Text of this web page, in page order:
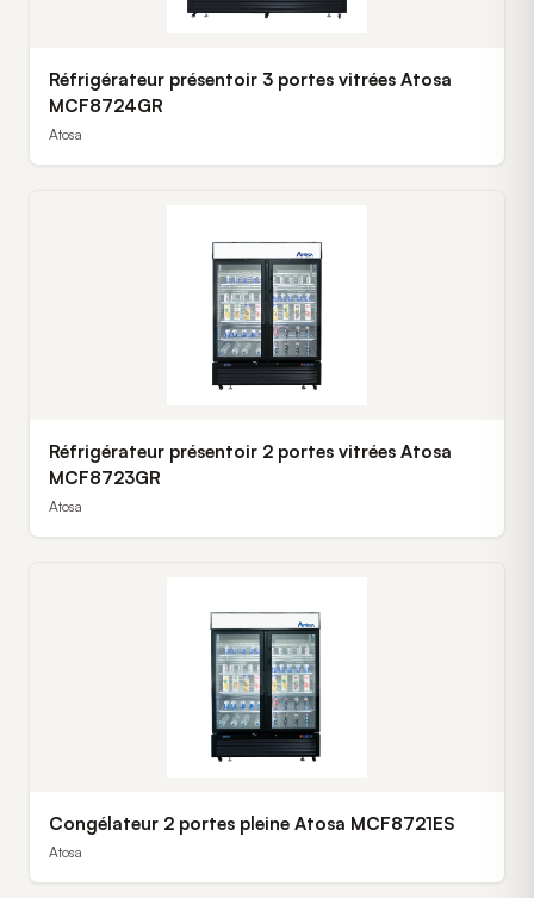
Réfrigérateur présentoir 3 portes vitrées Atosa
MCF8724GR
Atosa
Réfrigérateur présentoir 2 portes vitrées Atosa
MCF8723GR
Atosa
Congélateur 2 portes pleine Atosa MCF8721ES
Atosa